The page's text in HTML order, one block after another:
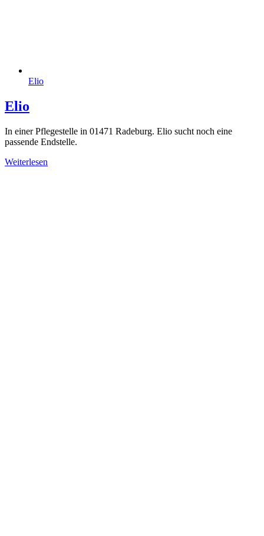
Elio
Elio
In einer Pflegestelle in 01471 Radeburg. Elio sucht noch eine
passende Endstelle.
Weiterlesen